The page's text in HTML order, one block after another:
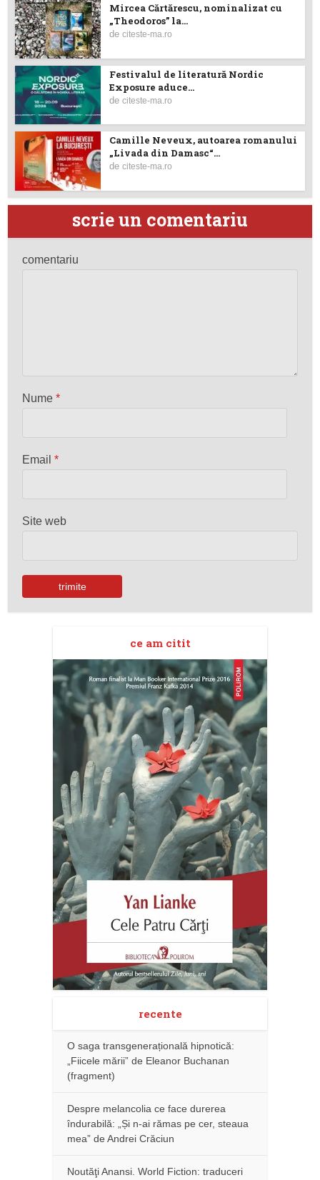
Mircea Cărtărescu, nominalizat cu
„Theodoros” la...
deciteste-ma.ro
Festivalul de literatură Nordic
Exposure aduce...
deciteste-ma.ro
Camille Neveux, autoarea romanului
„Livada din Damasc“...
deciteste-ma.ro
scrie un comentariu
comentariu
Nume*
Email*
Site web
ce am citit
recente
O saga transgenerațională hipnotică:
„Fiicele mării” de Eleanor Buchanan
(fragment)
Despre melancolia ce face durerea
îndurabilă: „Și n-ai rămas pe cer, steaua
mea” de Andrei Crăciun
Noutăţi Anansi. World Fiction: traduceri